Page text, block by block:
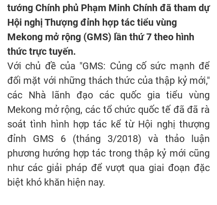
tướng Chính phủ Phạm Minh Chính đã tham dự
Hội nghị Thượng đỉnh hợp tác tiểu vùng
Mekong mở rộng (GMS) lần thứ 7 theo hình
thức trực tuyến.
Với chủ đề của "GMS: Củng cố sức mạnh để
đối mặt với những thách thức của thập kỷ mới,"
các Nhà lãnh đạo các quốc gia tiểu vùng
Mekong mở rộng, các tổ chức quốc tế đã đã rà
soát tình hình hợp tác kể từ Hội nghị thượng
đỉnh GMS 6 (tháng 3/2018) và thảo luận
phương hướng hợp tác trong thập kỷ mới cũng
như các giải pháp để vượt qua giai đoạn đặc
biệt khó khăn hiện nay.